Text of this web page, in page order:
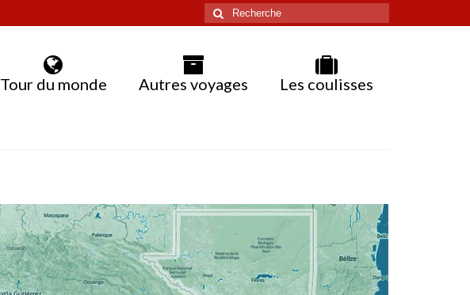
Rechercher
:
Tour du monde Autres voyages Les coulisses